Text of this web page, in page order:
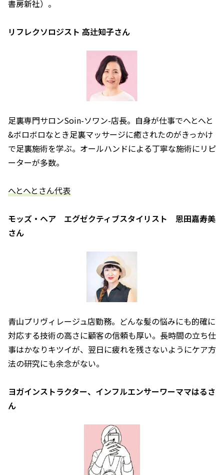
書房新社）。
リフレクソロジスト 高辻知子さん
足裏専門サロンSoin-ソワン-店長。自身が仕事でへとへと
&ボロボロなとき足裏マッサージに癒されたのがきっかけ
で足裏施術を学ぶ。オールハンドによる丁寧な施術にリピ
ーターが多数。
――へとへとさん代表――
モッズ・ヘア エグゼクティブスタイリスト 恩田嘉寿美
さん
青山プリヴィレージュ店勤務。どんな髪の悩みにも的確に
対応する技術の高さに顧客の信頼も厚い。長時間の立ち仕
事はかなりキツイが、翌日に疲れを残さないようにケア方
法の研究にも余念がない。
ヨガインストラクター、インフルエンサーワーママはるさ
ん